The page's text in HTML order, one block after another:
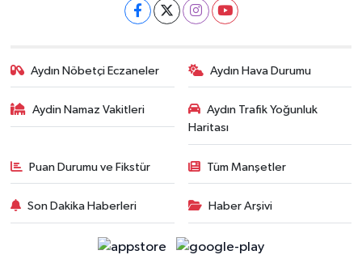
Aydın Nöbetçi Eczaneler Aydın Hava Durumu
Aydin Namaz Vakitleri
Aydın Trafik Yoğunluk
Haritası
Puan Durumu ve Fikstür Tüm Manşetler
Son Dakika Haberleri Haber Arşivi